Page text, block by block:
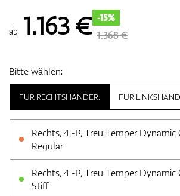
ab 1.163€ -15%
1.368 €
Bitte wählen:
FÜR RECHTSHÄNDER:
Rechts, 4 -P, Treu Temper Dynamic
Regular
Rechts, 4 -P, Treu Temper Dynamic
Stiff
FÜR